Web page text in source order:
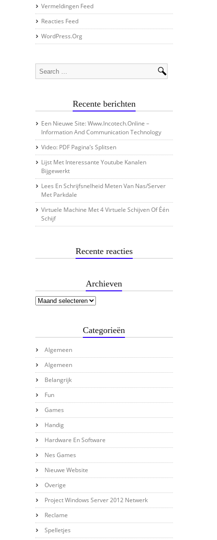
Vermeldingen Feed
Reacties Feed
WordPress.org
Recente berichten
Een Nieuwe Site: Www.incotech.online –
Information And Communication Technology
Video: PDF Pagina’s Splitsen
Lijst Met Interessante Youtube Kanalen
Bijgewerkt
Lees En Schrijfsnelheid Meten Van Nas/server
Met Parkdale
Virtuele Machine Met 4 Virtuele Schijven Of Één
Schijf
Recente reacties
Archieven
Categorieën
Algemeen
Algemeen
Belangrijk
Fun
Games
Handig
Hardware En Software
Nes Games
Nieuwe Website
Overige
Project Windows Server 2012 Netwerk
Reclame
Spelletjes